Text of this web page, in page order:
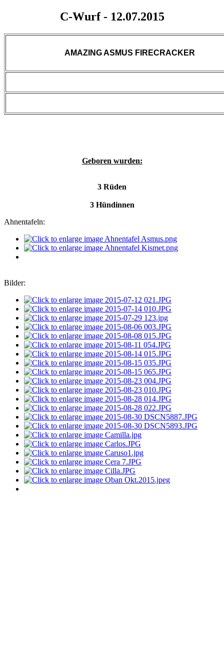
C-Wurf - 12.07.2015
AMAZING ASMUS FIRECRACKER
Geboren wurden:
3 Rüden
3 Hündinnen
Ahnentafeln:
Bilder: